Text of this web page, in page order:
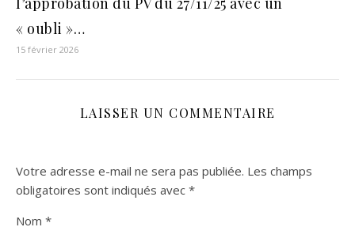
« oubli »…
15 février 2026
LAISSER UN COMMENTAIRE
Votre adresse e-mail ne sera pas publiée. Les champs
obligatoires sont indiqués avec *
Nom *